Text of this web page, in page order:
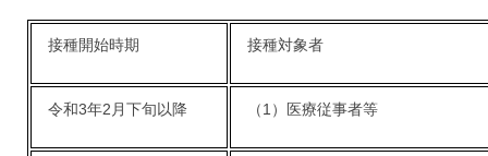
接種開始時期 接種対象者
令和3年2月下旬以降 （1）医療従事者等